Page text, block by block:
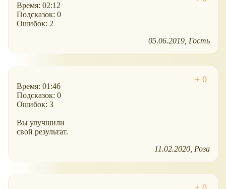
Время: 02:12
Подсказок: 0
Ошибок: 2
05.06.2019 Гость
Время: 01:46
Подсказок: 0
Ошибок: 3
Вы улучшили
свой результат.
11.02.2020 Роза